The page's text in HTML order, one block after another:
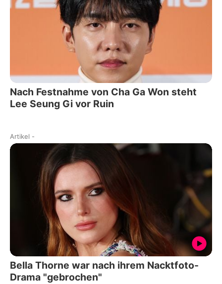
Nach Festnahme von Cha Ga Won steht
Lee Seung Gi vor Ruin
Artikel -
Bella Thorne war nach ihrem Nacktfoto-
Drama "gebrochen"